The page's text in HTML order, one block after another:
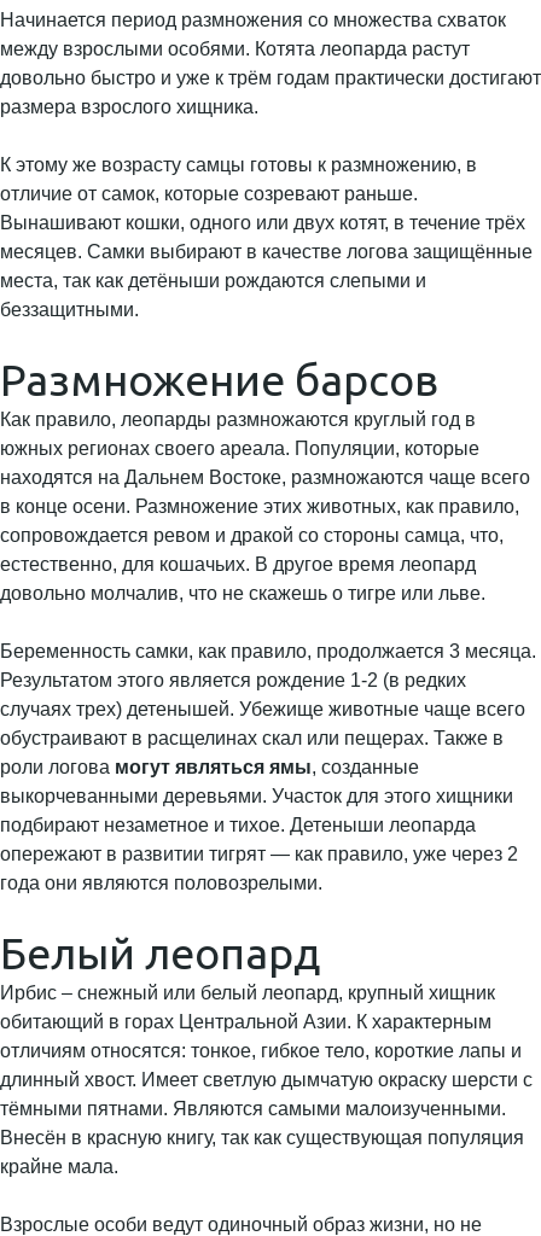
Начинается период размножения со множества схваток
между взрослыми особями. Котята леопарда растут
довольно быстро и уже к трём годам практически достигают
размера взрослого хищника.
К этому же возрасту самцы готовы к размножению, в
отличие от самок, которые созревают раньше.
Вынашивают кошки, одного или двух котят, в течение трёх
месяцев. Самки выбирают в качестве логова защищённые
места, так как детёныши рождаются слепыми и
беззащитными.
Размножение барсов
Как правило, леопарды размножаются круглый год в
южных регионах своего ареала. Популяции, которые
находятся на Дальнем Востоке, размножаются чаще всего
в конце осени. Размножение этих животных, как правило,
сопровождается ревом и дракой со стороны самца, что,
естественно, для кошачьих. В другое время леопард
довольно молчалив, что не скажешь о тигре или льве.
Беременность самки, как правило, продолжается 3 месяца.
Результатом этого является рождение 1-2 (в редких
случаях трех) детенышей. Убежище животные чаще всего
обустраивают в расщелинах скал или пещерах. Также в
роли логова могут являться ямы, созданные
выкорчеванными деревьями. Участок для этого хищники
подбирают незаметное и тихое. Детеныши леопарда
опережают в развитии тигрят — как правило, уже через 2
года они являются половозрелыми.
Белый леопард
Ирбис – снежный или белый леопард, крупный хищник
обитающий в горах Центральной Азии. К характерным
отличиям относятся: тонкое, гибкое тело, короткие лапы и
длинный хвост. Имеет светлую дымчатую окраску шерсти с
тёмными пятнами. Являются самыми малоизученными.
Внесён в красную книгу, так как существующая популяция
крайне мала.
Взрослые особи ведут одиночный образ жизни, но не